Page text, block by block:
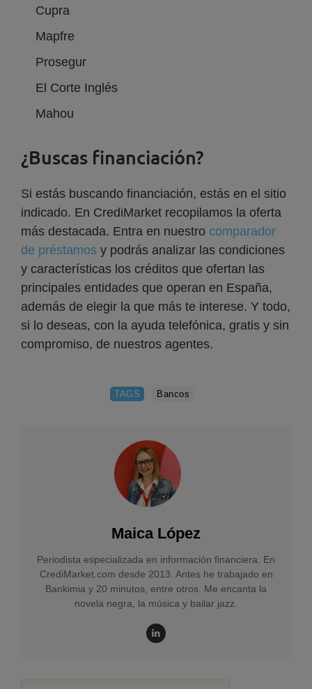
Cupra
Mapfre
Prosegur
El Corte Inglés
Mahou
¿Buscas financiación?
Si estás buscando financiación, estás en el sitio
indicado. En CrediMarket recopilamos la oferta
más destacada. Entra en nuestro comparador
de préstamos y podrás analizar las condiciones
y características los créditos que ofertan las
principales entidades que operan en España,
además de elegir la que más te interese. Y todo,
si lo deseas, con la ayuda telefónica, gratis y sin
compromiso, de nuestros agentes.
TAGS Bancos
Maica López
Periodista especializada en información financiera. En
CrediMarket.com desde 2013. Antes he trabajado en
Bankimia y 20 minutos, entre otros. Me encanta la
novela negra, la música y bailar jazz.